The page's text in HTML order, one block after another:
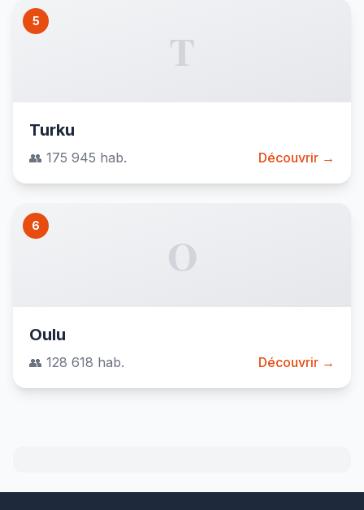
5
T
Turku
👥 175 945 hab. Découvrir →
6
O
Oulu
👥 128 618 hab. Découvrir →